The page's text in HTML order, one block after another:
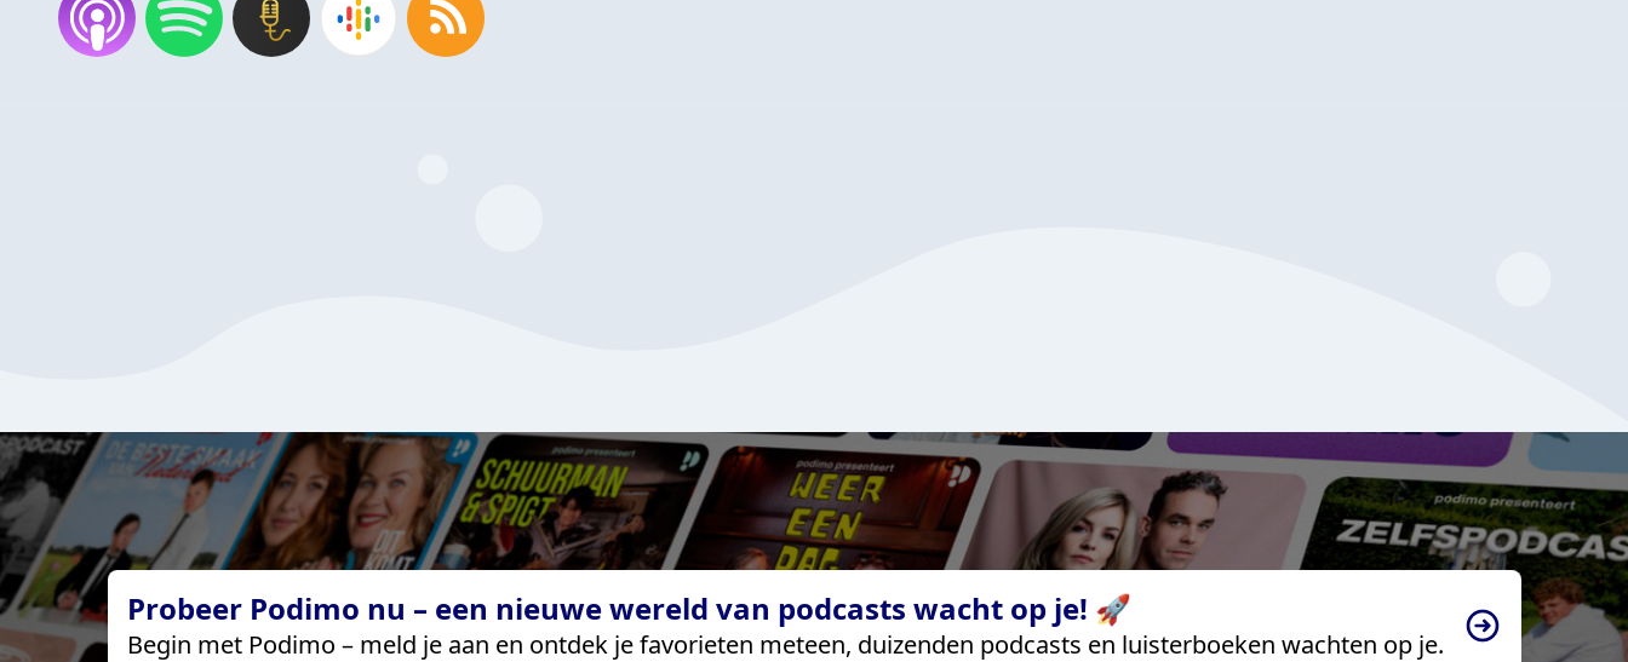
Probeer Podimo nu – een nieuwe wereld van podcasts wacht op je! 🚀
Begin met Podimo – meld je aan en ontdek je favorieten meteen, duizenden podcasts en luisterboeken wachten op je.